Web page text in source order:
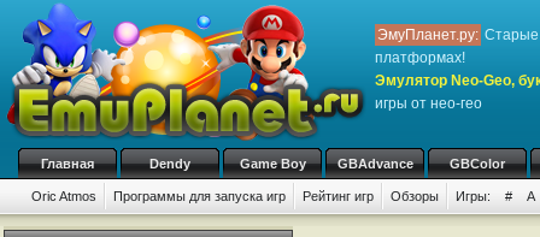
ЭмуПланет.ру: Старые
платформах!
Эмулятор Neo-Geo,
игры от нео-гео
Главная Dendy Game Boy GBAdvance GBColor
Oric Atmos Программы для запуска игр Рейтинг игр Обзоры Игры: # A